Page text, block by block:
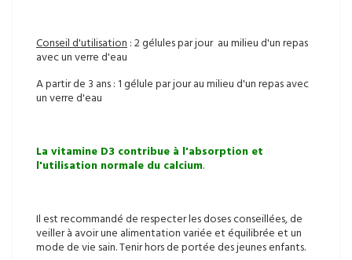
Conseil d'utilisation: 2 gélules par jour au milieu d'un repas
avec un verre d'eau
A partir de 3 ans : 1 gélule par jour au milieu d'un repas avec
un verre d'eau
La vitamine D3 contribue à l'absorption et
l'utilisation normale du calcium.
Il est recommandé de respecter les doses conseillées, de
veiller à avoir une alimentation variée et équilibrée et un
mode de vie sain. Tenir hors de portée des jeunes enfants.